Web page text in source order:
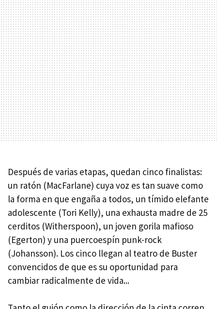
Después de varias etapas, quedan cinco finalistas:
un ratón (MacFarlane) cuya voz es tan suave como
la forma en que engaña a todos, un tímido elefante
adolescente (Tori Kelly), una exhausta madre de 25
cerditos (Witherspoon), un joven gorila mafioso
(Egerton) y una puercoespín punk-rock
(Johansson). Los cinco llegan al teatro de Buster
convencidos de que es su oportunidad para
cambiar radicalmente de vida...